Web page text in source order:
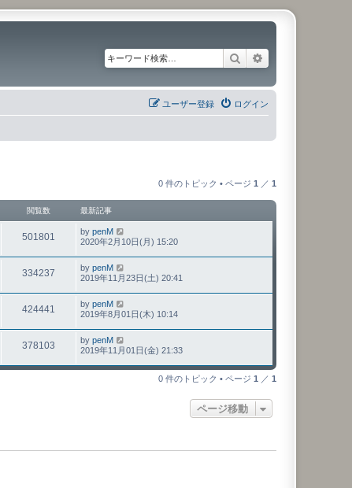
検索
ログイン
ユーザー登録
0 件のトピック • ページ 1 ／ 1
閲覧数 最新記事
501801 by penM
2020年2月10日(月) 15:20
334237 by penM
2019年11月23日(土) 20:41
424441 by penM
2019年8月01日(木) 10:14
378103 by penM
2019年11月01日(金) 21:33
0 件のトピック • ページ 1 ／ 1
ページ移動